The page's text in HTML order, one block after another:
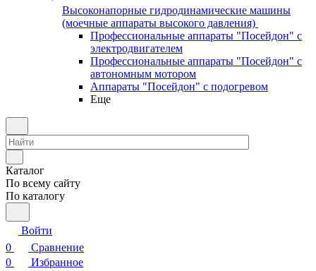
Высоконапорные гидродинамические машины
(моечные аппараты высокого давления)
Профессиональные аппараты "Посейдон" с
электродвигателем
Профессиональные аппараты "Посейдон" с
автономным мотором
Аппараты "Посейдон" с подогревом
Еще
Каталог
По всему сайту
По каталогу
Войти
0
Сравнение
0
Избранное